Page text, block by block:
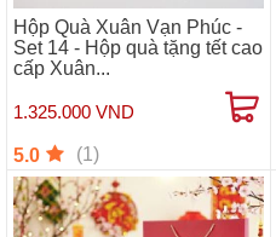
Hộp Quà Xuân Vạn Phúc -
Set 14 - Hộp quà tặng tết cao
cấp Xuân...
1.325.000 VND
5.0 (1)